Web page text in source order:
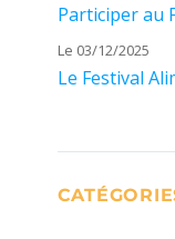
Participer au
Le 03/12/2025
Le Festival